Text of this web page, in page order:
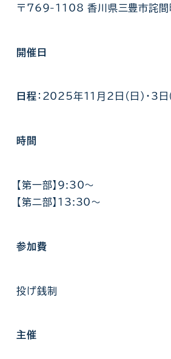
〒769-1108 香川県三豊市詫間
開催日
日程 ：2025年11月2日(日)・3
時間
【第一部】9:30〜
【第二部】13:30〜
参加費
投げ銭制
主催